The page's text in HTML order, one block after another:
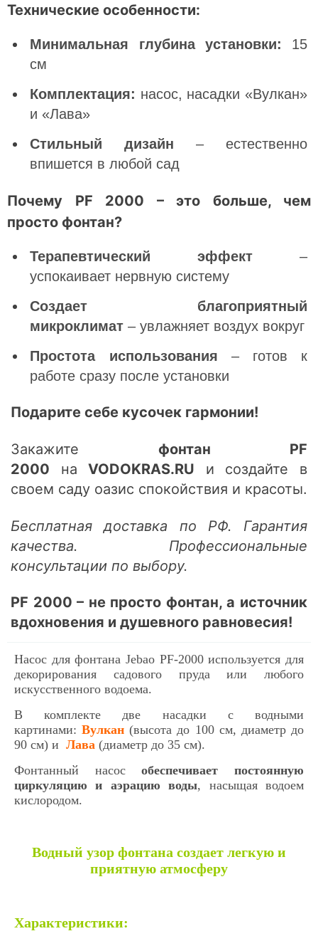
Технические особенности:
Минимальная глубина установки: 15
см
Комплектация: насос, насадки «Вулкан»
и «Лава»
Стильный дизайн – естественно
впишется в любой сад
Почему PF 2000 – это больше, чем
просто фонтан?
Терапевтический эффект –
успокаивает нервную систему
Создает благоприятный
микроклимат – увлажняет воздух вокруг
Простота использования – готов к
работе сразу после установки
Подарите себе кусочек гармонии!
Закажите фонтан PF
2000 наVODOKRAS.RU и создайте в
своем саду оазис спокойствия и красоты.
Бесплатная доставка по РФ. Гарантия
качества. Профессиональные
консультации по выбору.
PF 2000 – не просто фонтан, а источник
вдохновения и душевного равновесия!
Насос для фонтана Jebao PF-2000 используется для
декорирования садового пруда или любого
искусственного водоема.
В комплекте две насадки с водными
картинами:Вулкан (высота до 100 см, диаметр до
90 см) и Лава (диаметр до 35 см).
Фонтанный насособеспечивает постоянную
циркуляцию и аэрацию воды, насыщая водоем
кислородом.
Водный узор фонтана создает легкую и
приятную атмосферу
Характеристики: